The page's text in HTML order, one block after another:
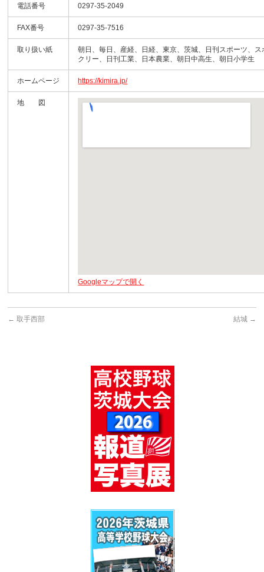
電話番号 0297-35-2049
FAX番号 0297-35-7516
取り扱い紙
朝日、毎日、産経、日経、東京、茨城、日刊スポーツ、
クリー、日刊工業、日本農業、朝日中高生、朝日小学生
ホームページ https://kimira.jp/
地 図
Googleマップで開く
← 取手西部 結城 →